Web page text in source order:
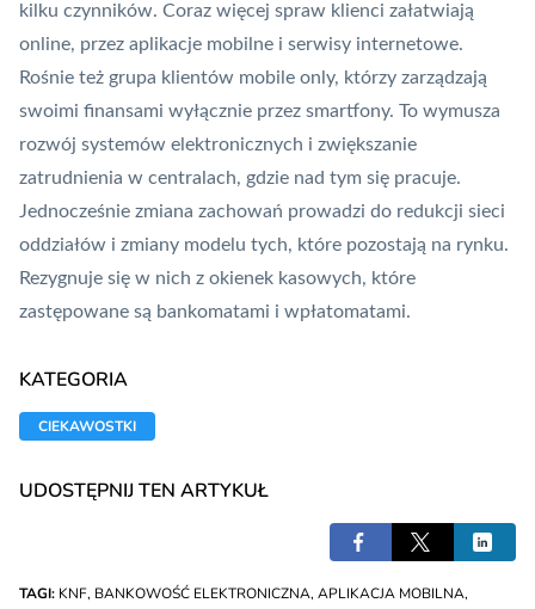
kilku czynników. Coraz więcej spraw klienci załatwiają
online, przez aplikacje mobilne i serwisy internetowe.
Rośnie też grupa klientów mobile only, którzy zarządzają
swoimi finansami wyłącznie przez smartfony. To wymusza
rozwój systemów elektronicznych i zwiększanie
zatrudnienia w centralach, gdzie nad tym się pracuje.
Jednocześnie zmiana zachowań prowadzi do redukcji sieci
oddziałów i zmiany modelu tych, które pozostają na rynku.
Rezygnuje się w nich z okienek kasowych, które
zastępowane są bankomatami i wpłatomatami.
KATEGORIA
CIEKAWOSTKI
UDOSTĘPNIJ TEN ARTYKUŁ
TAGI: KNF, BANKOWOŚĆ ELEKTRONICZNA, APLIKACJA MOBILNA,